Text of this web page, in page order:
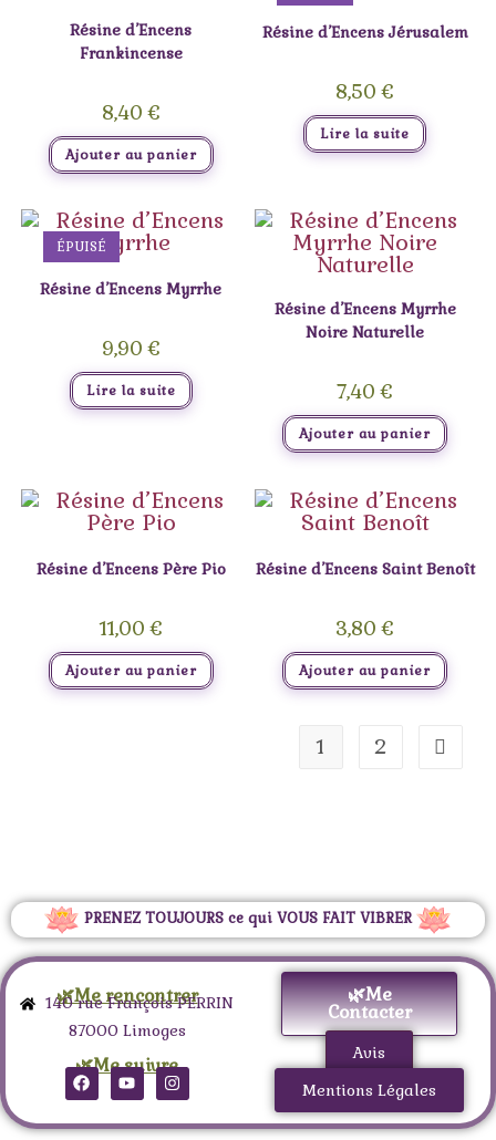
Résine d’Encens
Frankincense
8,40€
Ajouter au panier
Résine d’Encens Jérusalem
8,50€
Lire la suite
ÉPUISÉ
Résine d’Encens Myrrhe
9,90€
Lire la suite
Résine d’Encens Myrrhe
Noire Naturelle
7,40€
Ajouter au panier
Résine d’Encens Père Pio
11,00€
Ajouter au panier
Résine d’Encens Saint Benoît
3,80€
Ajouter au panier
1 2
PRENEZ TOUJOURS ce qui VOUS FAIT VIBRER
🌿Me rencontrer
140 rue François PERRIN
87000 Limoges
🌿Me
Contacter
🌿Me suivre
Avis
Mentions Légales